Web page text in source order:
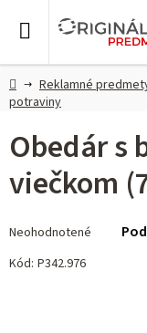
DomovReklamné
potraviny
Obedár s
viečkom
hodnotenie
produktu
Neohodnotené
Kód: P342.976